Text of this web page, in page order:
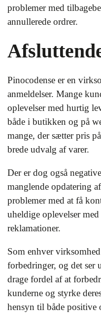
problemer med
annullerede ordrer.
Pinocodense er en
anmeldelser. Mange
oplevelser med hurtig
både i butikken og på
mange, der sætter pris
brede udvalg af varer.
Der er dog også
manglende opdatering
problemer med at få
uheldige oplevelser
reklamationer.
Som enhver
forbedringer, og det ser
drage fordel af at
kunderne og styrke
hensyn til både positive